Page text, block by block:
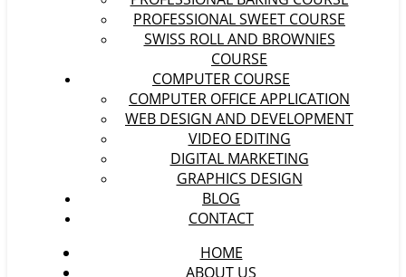
PROFESSIONAL SWEET COURSE
SWISS ROLL AND BROWNIES
COURSE
COMPUTER COURSE
COMPUTER OFFICE APPLICATION
WEB DESIGN AND DEVELOPMENT
VIDEO EDITING
DIGITAL MARKETING
GRAPHICS DESIGN
BLOG
CONTACT
HOME
ABOUT US